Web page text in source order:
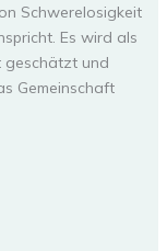
Schwerelosigkeit
Es wird als
geschätzt und
Gemeinschaft